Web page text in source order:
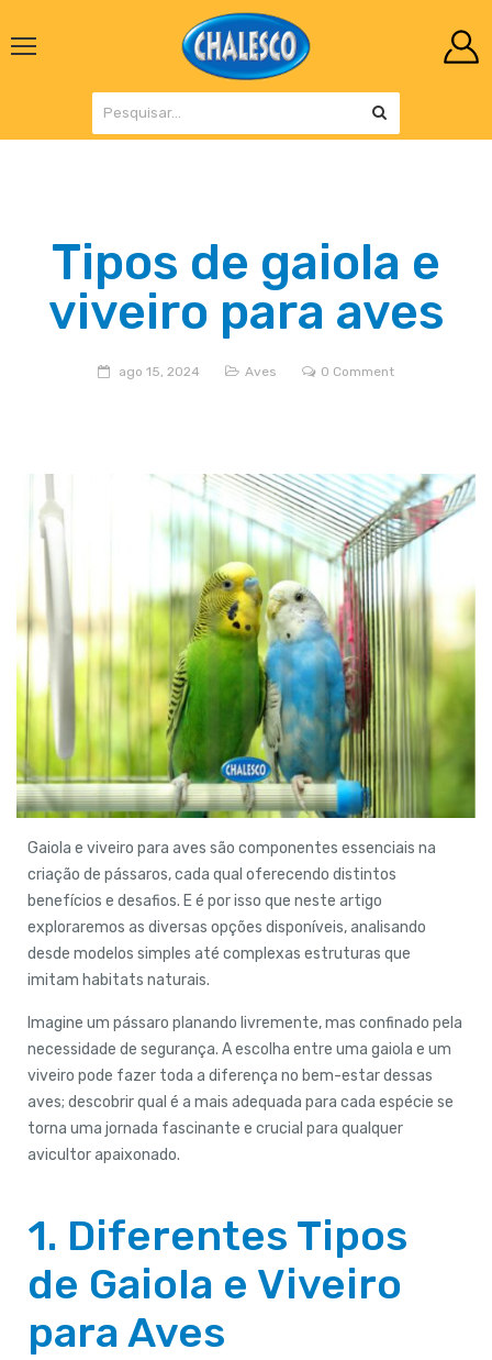
Tipos de gaiola e
viveiro para aves
ago 15, 2024 Aves 0 Comment
Gaiola e viveiro para aves são componentes essenciais na
criação de pássaros, cada qual oferecendo distintos
benefícios e desafios. E é por isso que neste artigo
exploraremos as diversas opções disponíveis, analisando
desde modelos simples até complexas estruturas que
imitam habitats naturais.
Imagine um pássaro planando livremente, mas confinado pela
necessidade de segurança. A escolha entre uma gaiola e um
viveiro pode fazer toda a diferença no bem-estar dessas
aves; descobrir qual é a mais adequada para cada espécie se
torna uma jornada fascinante e crucial para qualquer
avicultor apaixonado.
1. Diferentes Tipos
de Gaiola e Viveiro
para Aves